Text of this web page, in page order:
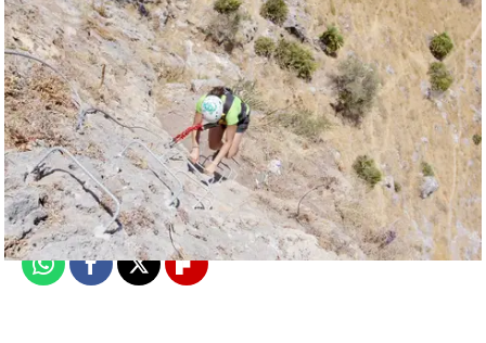
mega
Madrid
Publicado:26 de febrero de 2019, 22:49
WhatsappFacebook
X Flipboard